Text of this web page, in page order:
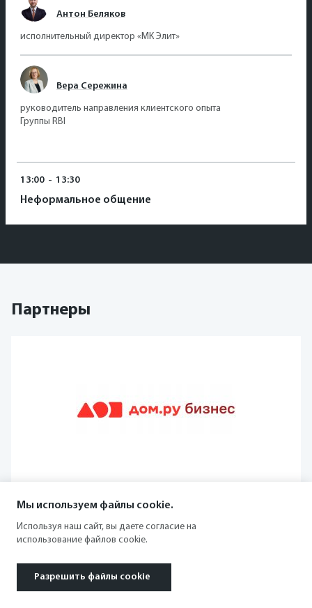
Антон Беляков
исполнительный директор «МК Элит»
Вера Сережина
руководитель направления клиентского опыта
Группы RBI
13:00 - 13:30
Неформальное общение
Партнеры
Мы используем файлы cookie.
Используя наш сайт, вы даете согласие на
использование файлов cookie.
Разрешить файлы cookie